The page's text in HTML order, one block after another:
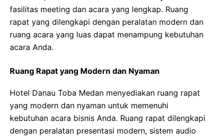
fasilitas meeting dan acara yang lengkap. Ruang
rapat yang dilengkapi dengan peralatan modern dan
ruang acara yang luas dapat menampung kebutuhan
acara Anda.
Ruang Rapat yang Modern dan Nyaman
Hotel Danau Toba Medan menyediakan ruang rapat
yang modern dan nyaman untuk memenuhi
kebutuhan acara bisnis Anda. Ruang rapat dilengkapi
dengan peralatan presentasi modern, sistem audio